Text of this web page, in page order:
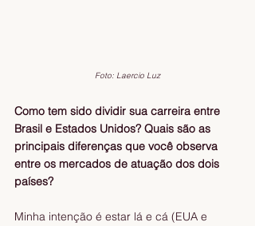
Foto: Laercio Luz
Como tem sido dividir sua carreira entre
Brasil e Estados Unidos? Quais são as
principais diferenças que você observa
entre os mercados de atuação dos dois
países?
Minha intenção é estar lá e cá (EUA e